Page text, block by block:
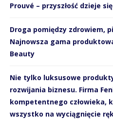
Prouvé – przyszłość dzieje
Droga pomiędzy zdrowiem,
Najnowsza gama
Beauty
Nie tylko luksusowe
rozwijania biznesu. Firma
kompetentnego człowieka,
wszystko na wyciągnięcie